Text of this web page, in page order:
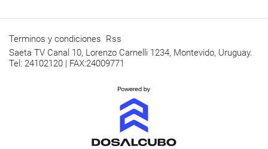
Terminos y condiciones Rss
Saeta TV Canal 10, Lorenzo Carnelli 1234, Montevido, Uruguay.
Tel: 24102120 | FAX:24009771